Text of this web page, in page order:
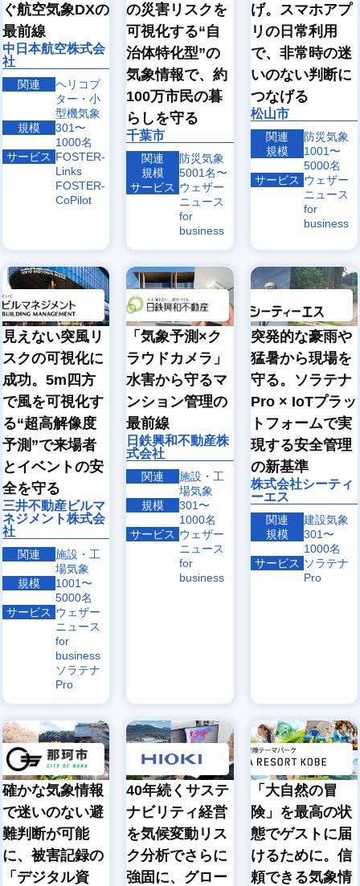
ぐ航空気象DXの
最前線
中日本航空株式会
社
関連
ヘリコプ
ター・小
型機気象
規模
301〜
1000名
サービス FOSTER-
Links
FOSTER-
CoPilot
の災害リスクを
可視化する“自
治体特化型”の
気象情報で、約
100万市民の暮
らしを守る
千葉市
関連
防災気象
規模
5001名〜
サービス ウェザー
ニュース
for
business
げ。スマホアプ
リの日常利用
で、非常時の迷
いのない判断に
つなげる
松山市
関連
防災気象
規模
1001〜
5000名
サービス ウェザー
ニュース
for
business
見えない突風リ
スクの可視化に
成功。5m四方
で風を可視化す
る“超高解像度
予測”で来場者
とイベントの安
全を守る
三井不動産ビルマ
ネジメント株式会
社
関連
施設・工
場気象
規模
1001〜
5000名
サービス ウェザー
ニュース
for
business
ソラテナ
Pro
「気象予測×ク
ラウドカメラ」
水害から守るマ
ンション管理の
最前線
日鉄興和不動産株
式会社
関連
施設・工
場気象
規模
301〜
1000名
サービス ウェザー
ニュース
for
business
突発的な豪雨や
猛暑から現場を
守る。ソラテナ
Pro × IoTプラッ
トフォームで実
現する安全管理
の新基準
株式会社シーティ
ーエス
関連
建設気象
規模
301〜
1000名
サービス ソラテナ
Pro
確かな気象情報
で迷いのない避
難判断が可能
に、被害記録の
「デジタル資
40年続くサステ
ナビリティ経営
を気候変動リス
ク分析でさらに
強固に、グロー
「大自然の冒
険」を最高の状
態でゲストに届
けるために。信
頼できる気象情